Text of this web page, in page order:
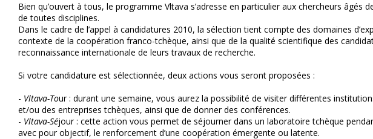
Bien qu’ouvert à tous, le programme Vltava s’adresse en particulier aux chercheurs âgés
de toutes disciplines.
Dans le cadre de l’appel à candidatures 2010, la sélection tient compte des domaines
contexte de la coopération franco-tchèque, ainsi que de la qualité scientifique des
reconnaissance internationale de leurs travaux de recherche.
Si votre candidature est sélectionnée, deux actions vous seront proposées :
- Vltava-Tour : durant une semaine, vous aurez la possibilité de visiter différentes
et/ou des entreprises tchèques, ainsi que de donner des conférences.
- Vltava-Séjour : cette action vous permet de séjourner dans un laboratoire tchèque
avec pour objectif, le renforcement d’une coopération émergente ou latente.